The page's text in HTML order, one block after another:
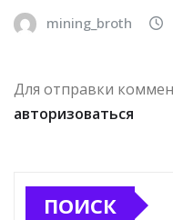
mining_broth
Для отправки
авторизоваться
ПОИСК